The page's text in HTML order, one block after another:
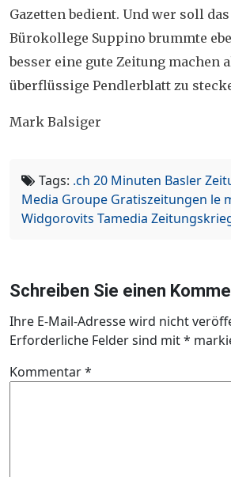
Gazetten bedient. Und wer soll
Bürokollege Suppino brummte
besser eine gute Zeitung machen
überflüssige Pendlerblatt zu
Mark Balsiger
Tags: .ch 20 Minuten Basler
Media Groupe Gratiszeitungen le
Widgorovits Tamedia
Schreiben Sie einen
Ihre E-Mail-Adresse wird nicht
Erforderliche Felder sind mit*
Kommentar*